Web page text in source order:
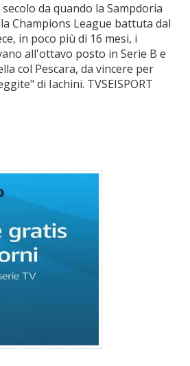
da quando la Sampdoria
Champions League battuta dal
in poco più di 16 mesi, i
all'ottavo posto in Serie B e
col Pescara, da vincere per
di Iachini. TVSEISPORT